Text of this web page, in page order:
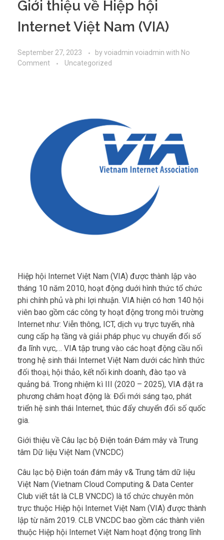
Giới thiệu về Hiệp hội
Internet Việt Nam (VIA)
September 27, 2023 byvoiadmin voiadmin with No
Comment
Uncategorized
Hiệp hội Internet Việt Nam (VIA) được thành lập vào
tháng 10 năm 2010, hoạt động duới hình thức tổ chức
phi chính phủ và phi lợi nhuận. VIA hiện có hơn 140 hội
viên bao gồm các công ty hoạt động trong môi trường
Internet như: Viễn thông, ICT, dịch vụ trực tuyến, nhà
cung cấp hạ tầng và giải pháp phục vụ chuyển đổi số
đa lĩnh vực,… VIA tập trung vào các hoạt động cầu nối
trong hệ sinh thái Internet Việt Nam dưới các hình thức
đối thoại, hội thảo, kết nối kinh doanh, đào tạo và
quảng bá. Trong nhiệm kì III (2020 – 2025), VIA đặt ra
phương châm hoạt động là: Đổi mới sáng tạo, phát
triển hệ sinh thái Internet, thúc đẩy chuyển đổi số quốc
gia.
Giới thiệu về Câu lạc bộ Điện toán Đám mây và Trung
tâm Dữ liệu Việt Nam (VNCDC)
Câu lạc bộ Điện toán đám mây v& Trung tâm dữ liệu
Việt Nam (Vietnam Cloud Computing & Data Center
Club viết tắt là CLB VNCDC) là tổ chức chuyên môn
trực thuộc Hiệp hội Internet Việt Nam (VIA) được thành
lập từ năm 2019. CLB VNCDC bao gồm các thành viên
thuộc Hiệp hội Internet Việt Nam hoạt động trong lĩnh